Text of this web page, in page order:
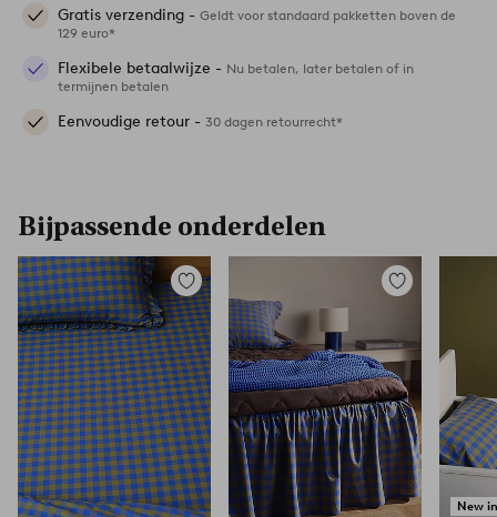
Gratis verzending - Geldt voor standaard pakketten boven de
129 euro*
Flexibele betaalwijze - Nu betalen, later betalen of in
termijnen betalen
Eenvoudige retour - 30 dagen retourrecht*
Bijpassende onderdelen
Toevoegen
aan
favorieten
Toevoegen
New